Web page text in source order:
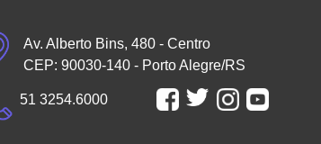
Av. Alberto Bins, 480 - Centro
CEP: 90030-140 - Porto Alegre/RS
51 3254.6000